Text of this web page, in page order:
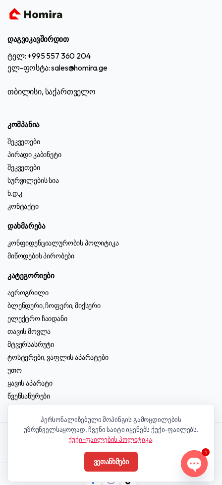
დაგვიკავშირდით
ტელ: +995 557 360 204
ელ-ფოსტა: sales@homira.ge
თბილისი, საქართველო
კომპანია
შეკვეთები
პირადი კაბინეტი
შეკვეთები
სურვილების სია
ხ.დ.კ
კონტაქტი
დახმარება
კონფიდენციალურობის პოლიტიკა
მიწოდების პირობები
კატეგორიები
აეროგრილი
ბლენდერი, ჩოფერი, მიქსერი
ელექტრო ჩაიდანი
თავის მოვლა
მტვერსასრუტი
ტოსტერები, ვაფლის აპარატები
უთო
ყავის აპარატი
წვენსაწურები
ჭურჭელი, აქსესუარები
+995 557 360 204 ელ-ფოსტის გაგზავნა
პერსონალიზებული შოპინგის გამოცდილების
უზრუნველსაყოფად, ჩვენი საიტი იყენებს ქუქი-ფაილებს.
ქუქი-ფაილების პოლიტიკა
ვეთანხმები
1